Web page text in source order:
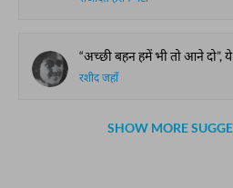
“अच्छी बहन हमें भी तो आने दो”, ये आवाज़ दालान में से आई, और साथ ही एक
रशीद जहाँ
SHOW MORE